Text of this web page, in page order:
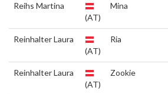
Reihs Martina
(AT)
Mina
Reinhalter Laura
(AT)
Ria
Reinhalter Laura
(AT)
Zookie